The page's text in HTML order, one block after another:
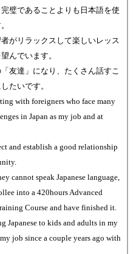
璧であることよりも日本語を使
がリラックスして楽しいレッス
んでいます。
友達」になり、たくさん話すこ
たいです。
with foreigners who face many
in Japan as my job and at
and establish a good relationship
cannot speak Japanese language,
into a 420hours Advanced
Course and have finished it.
Japanese to kids and adults in my
job since a couple years ago with